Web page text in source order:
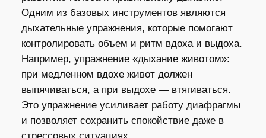
Одним из базовых инструментов являются
дыхательные упражнения, которые помогают
контролировать объем и ритм вдоха и выдоха.
Например, упражнение «дыхание животом»:
при медленном вдохе живот должен
выпячиваться, а при выдохе — втягиваться.
Это упражнение усиливает работу диафрагмы
и позволяет сохранить спокойствие даже в